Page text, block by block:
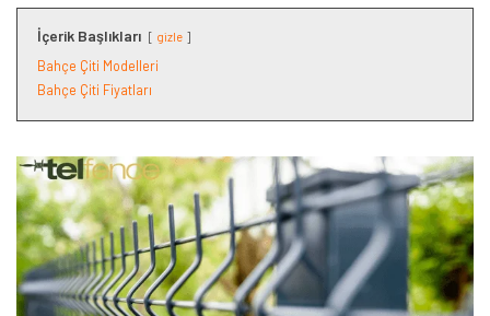
İçerik Başlıkları gizle
Bahçe Çiti Modelleri
Bahçe Çiti Fiyatları